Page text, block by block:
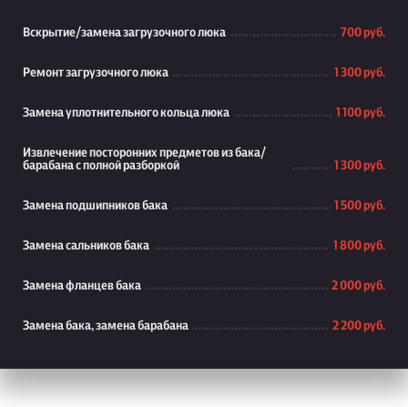
Вскрытие/замена загрузочного люка 700 руб.
Ремонт загрузочного люка 1 300 руб.
Замена уплотнительного кольца люка 1 100 руб.
Извлечение посторонних предметов из бака/
барабана с полной разборкой
1 300 руб.
Замена подшипников бака 1 500 руб.
Замена сальников бака 1 800 руб.
Замена фланцев бака 2 000 руб.
Замена бака, замена барабана 2 200 руб.